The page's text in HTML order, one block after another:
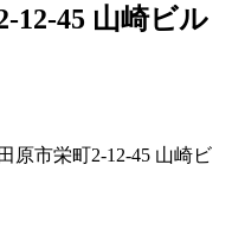
12-45 山崎ビル
原市栄町2-12-45 山崎ビ